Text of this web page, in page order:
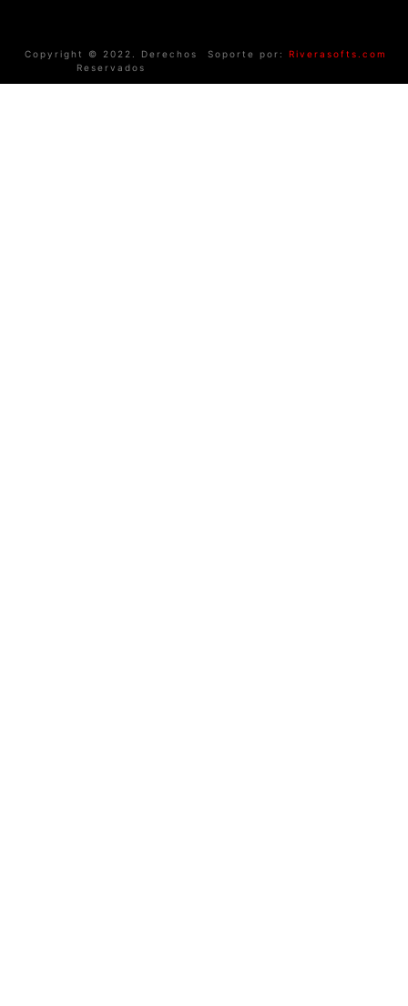
Copyright © 2022. Derechos
Reservados
Soporte por: Riverasofts.com